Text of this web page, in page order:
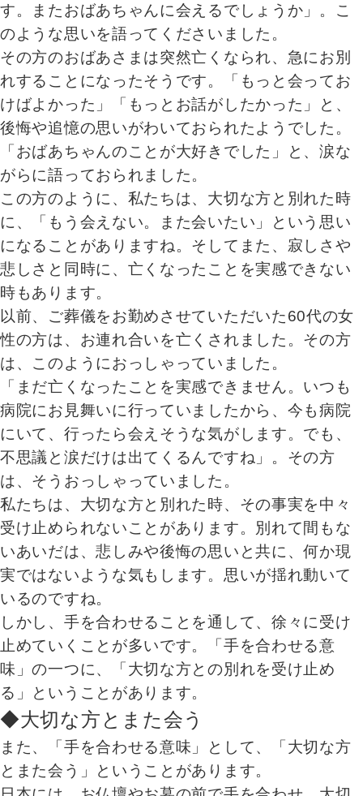
す。またおばあちゃんに会えるでしょうか」。こ
のような思いを語ってくださいました。
その方のおばあさまは突然亡くなられ、急にお別
れすることになったそうです。「もっと会ってお
けばよかった」「もっとお話がしたかった」と、
後悔や追憶の思いがわいておられたようでした。
「おばあちゃんのことが大好きでした」と、涙な
がらに語っておられました。
この方のように、私たちは、大切な方と別れた時
に、「もう会えない。また会いたい」という思い
になることがありますね。そしてまた、寂しさや
悲しさと同時に、亡くなったことを実感できない
時もあります。
以前、ご葬儀をお勤めさせていただいた60代の女
性の方は、お連れ合いを亡くされました。その方
は、このようにおっしゃっていました。
「まだ亡くなったことを実感できません。いつも
病院にお見舞いに行っていましたから、今も病院
にいて、行ったら会えそうな気がします。でも、
不思議と涙だけは出てくるんですね」。その方
は、そうおっしゃっていました。
私たちは、大切な方と別れた時、その事実を中々
受け止められないことがあります。別れて間もな
いあいだは、悲しみや後悔の思いと共に、何か現
実ではないような気もします。思いが揺れ動いて
いるのですね。
しかし、手を合わせることを通して、徐々に受け
止めていくことが多いです。「手を合わせる意
味」の一つに、「大切な方との別れを受け止め
る」ということがあります。
◆大切な方とまた会う
また、「手を合わせる意味」として、「大切な方
とまた会う」ということがあります。